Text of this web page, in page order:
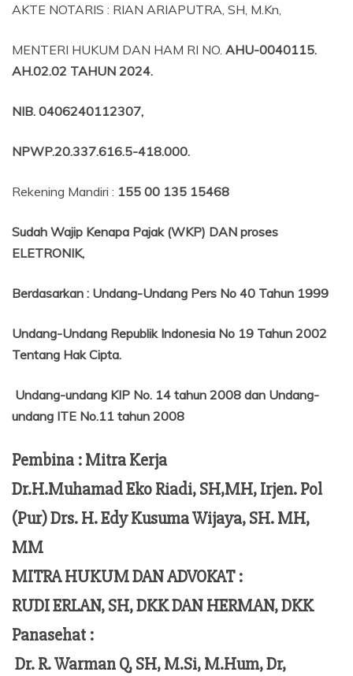
AKTE NOTARIS : RIAN ARIAPUTRA, SH, M.Kn,
MENTERI HUKUM DAN HAM RI NO. AHU-0040115.
AH.02.02 TAHUN 2024.
NIB. 0406240112307,
NPWP.20.337.616.5-418.000.
Rekening Mandiri : 155 00 135 15468
Sudah Wajip Kenapa Pajak (WKP) DAN proses
ELETRONIK,
Berdasarkan : Undang-Undang Pers No 40 Tahun 1999
Undang-Undang Republik Indonesia No 19 Tahun 2002
Tentang Hak Cipta.
Undang-undang KIP No. 14 tahun 2008 dan Undang-
undang ITE No.11 tahun 2008
Pembina : Mitra Kerja
Dr.H.Muhamad Eko Riadi, SH,MH, Irjen. Pol
(Pur) Drs. H. Edy Kusuma Wijaya, SH. MH,
MM
MITRA HUKUM DAN ADVOKAT :
RUDI ERLAN, SH, DKK DAN HERMAN, DKK
Panasehat :
Dr. R. Warman Q, SH, M.Si, M.Hum,Dr,